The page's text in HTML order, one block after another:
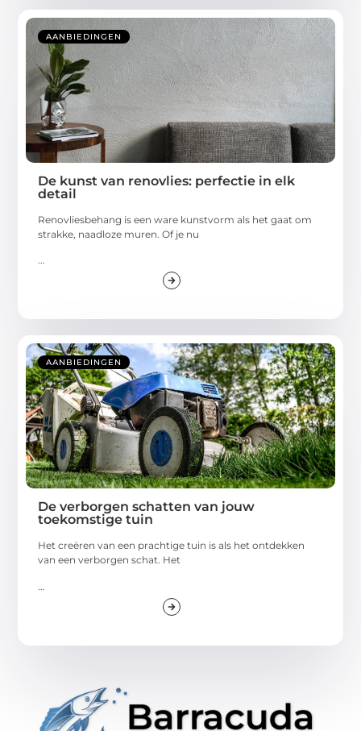
AANBIEDINGEN
De kunst van renovlies: perfectie in elk
detail
Renovliesbehang is een ware kunstvorm als het gaat om
strakke, naadloze muren. Of je nu
...
AANBIEDINGEN
De verborgen schatten van jouw
toekomstige tuin
Het creëren van een prachtige tuin is als het ontdekken
van een verborgen schat. Het